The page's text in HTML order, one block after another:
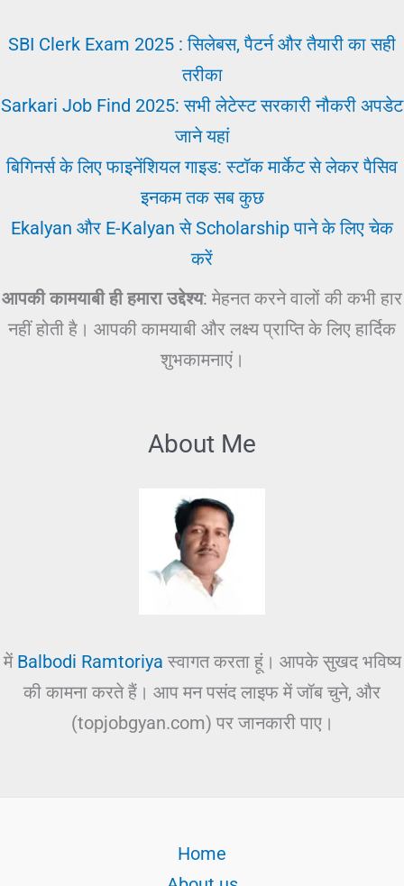
SBI Clerk Exam 2025 : सिलेबस, पैटर्न और तैयारी का सही
तरीका
Sarkari Job Find 2025: सभी लेटेस्ट सरकारी नौकरी अपडेट
जाने यहां
बिगिनर्स के लिए फाइनेंशियल गाइड: स्टॉक मार्केट से लेकर पैसिव
इनकम तक सब कुछ
Ekalyan और E-Kalyan से Scholarship पाने के लिए चेक
करें
आपकी कामयाबी ही हमारा उद्देश्य: मेहनत करने वालों की कभी हार
नहीं होती है। आपकी कामयाबी और लक्ष्य प्राप्ति के लिए हार्दिक
शुभकामनाएं।
About Me
में Balbodi Ramtoriya स्वागत करता हूं। आपके सुखद भविष्य
की कामना करते हैं। आप मन पसंद लाइफ में जॉब चुने, और
(topjobgyan.com) पर जानकारी पाए।
Home